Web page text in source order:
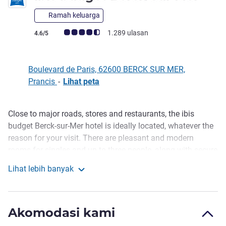
Ramah keluarga
Catatan tamu Avis (Peringkat ALL)
4.6/5 1.289 ulasan
Boulevard de Paris, 62600 BERCK SUR MER,
Prancis - Lihat peta
Deskripsi
Close to major roads, stores and restaurants, the ibis
budget Berck-sur-Mer hotel is ideally located, whatever the
reason for your visit. There are pleasant and modern
enjoy a great breakfast spread with our low-price all-you-
Located on the way into Berck-sur-Mer and close to many
stores and restaurants, our modern hotel is great for your
Lihat lebih banyak
Akomodasi kami